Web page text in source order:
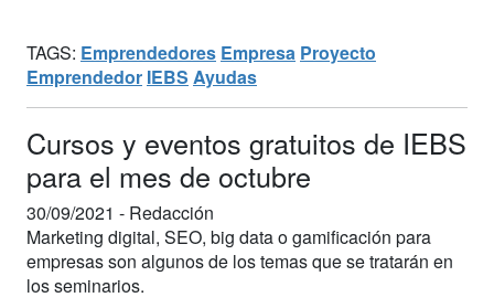
TAGS: Emprendedores Empresa Proyecto
Emprendedor IEBS Ayudas
Cursos y eventos gratuitos de IEBS
para el mes de octubre
30/09/2021 - Redacción
Marketing digital, SEO, big data o gamificación para
empresas son algunos de los temas que se tratarán en
los seminarios.